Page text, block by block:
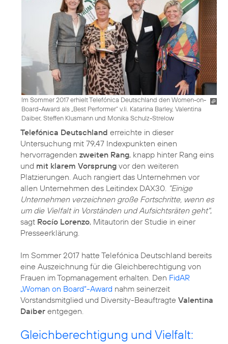
Im Sommer 2017 erhielt Telefónica Deutschland den Women-on-
Board-Award als „Best Performer“ v.li. Katarina Barley, Valentina
Daiber, Steffen Klusmann und Monika Schulz-Strelow
Telefónica Deutschland erreichte in dieser
Untersuchung mit 79,47 Indexpunkten einen
hervorragenden zweiten Rang, knapp hinter Rang eins
und mit klarem Vorsprung vor den weiteren
Platzierungen. Auch rangiert das Unternehmen vor
allen Unternehmen des Leitindex DAX30. "Einige
Unternehmen verzeichnen große Fortschritte, wenn es
um die Vielfalt in Vorständen und Aufsichtsräten geht",
sagt Rocío Lorenzo, Mitautorin der Studie in einer
Presseerklärung.
Im Sommer 2017 hatte Telefónica Deutschland bereits
eine Auszeichnung für die Gleichberechtigung von
Frauen im Topmanagement erhalten. Den FidAR
„Woman on Board“-Award nahm seinerzeit
Vorstandsmitglied und Diversity-Beauftragte Valentina
Daiber entgegen.
Gleichberechtigung und Vielfalt: